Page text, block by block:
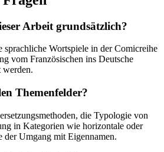
Arbeit grundsätzlich?
Wortspiele in der Comicreihe
vom Französischen ins Deutsche
werden.
Themenfelder?
die Typologie von
in Kategorien wie horizontale oder
der Umgang mit Eigennamen.